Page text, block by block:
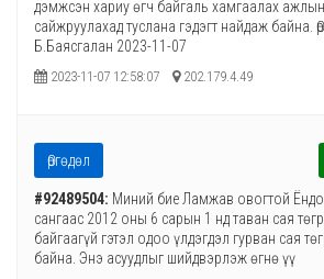
дэмжсэн хариу өгч байгаль хамгаалах
сайжруулахад туслана гэдэгт найдаж байна.
Б.Баясгалан 2023-11-07
2023-11-07 12:58:07 202.179.4.49
Өргөдөл
#92489504: Миний бие Ламжав овогтой
сангаас 2012 оны 6 сарын 1 нд таван сая
байгаагүй гэтэл одоо үлдэгдэл гурван сая
байна. Энэ асуудлыг шийдвэрлэж өгнө үү